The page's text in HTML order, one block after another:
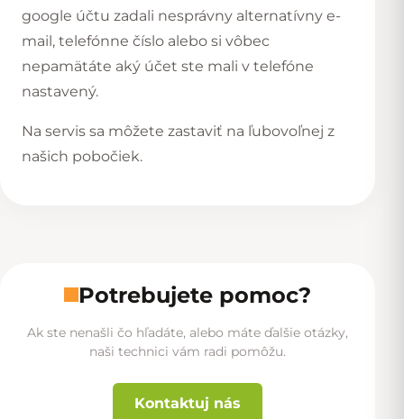
google účtu zadali nesprávny alternatívny e-
mail, telefónne číslo alebo si vôbec
nepamätáte aký účet ste mali v telefóne
nastavený.
Na servis sa môžete zastaviť na ľubovoľnej z
našich pobočiek.
Potrebujete pomoc?
Ak ste nenašli čo hľadáte, alebo máte ďalšie otázky,
naši technici vám radi pomôžu.
Kontaktuj nás